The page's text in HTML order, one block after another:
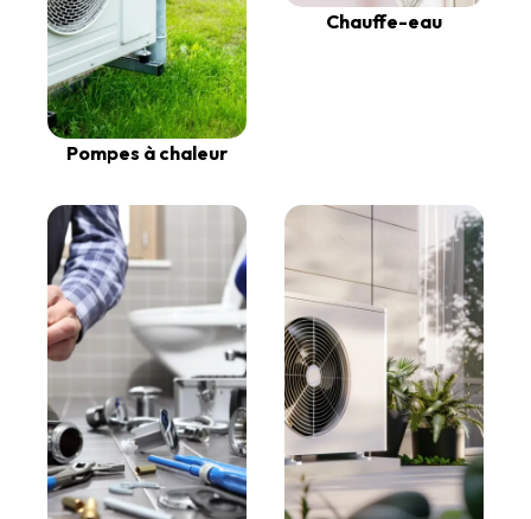
Pompes à chaleur
Chauffe-eau